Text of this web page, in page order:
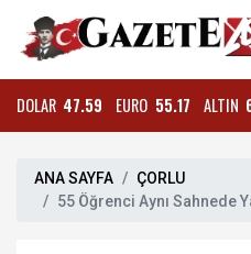
DOLAR 47.59 EURO 55.17 ALTIN
ANA SAYFA
ÇORLU
55 Öğrenci Aynı Sahnede